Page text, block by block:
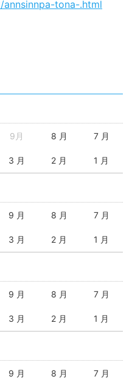
tona-.html
9月 8 月 7 月
3 月 2 月 1 月
9 月 8 月 7 月
3 月 2 月 1 月
9 月 8 月 7 月
3 月 2 月 1 月
9 月 8 月 7 月